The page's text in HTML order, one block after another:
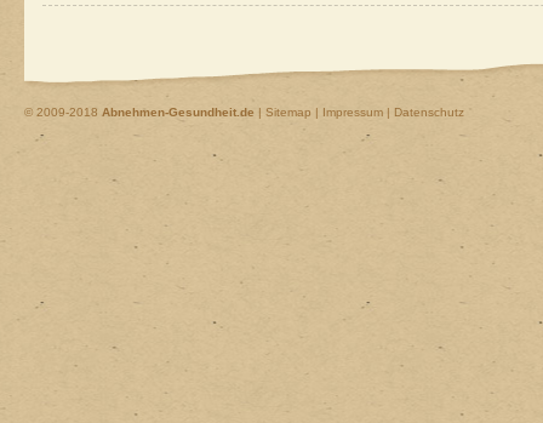
© 2009-2018 Abnehmen-Gesundheit.de | Sitemap | Impressum | Datenschutz